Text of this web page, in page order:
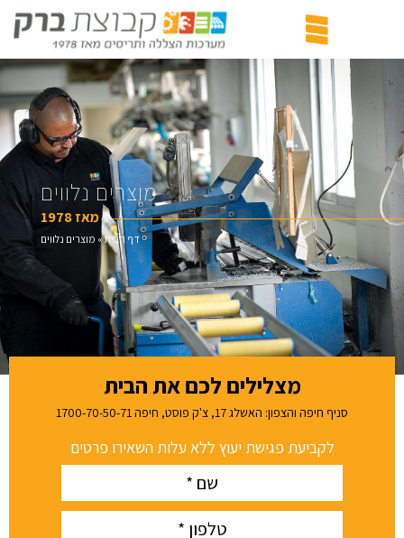
מוצרים נלווים
מאז 1978
דף הבית» מוצרים נלווים
מצלילים לכם את הבית
סניף חיפה והצפון: האשלג 17, צ'ק פוסט, חיפה 1700-70-50-71
לקביעת פגישת יעוץ ללא עלות השאירו פרטים
Name
phone